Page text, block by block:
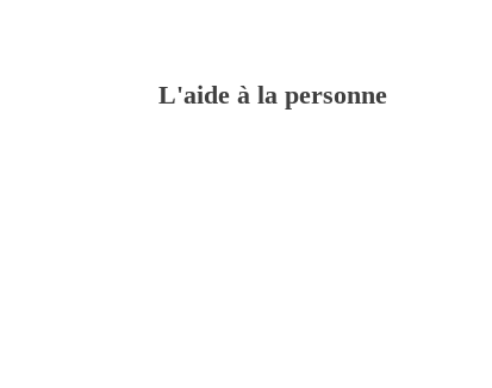
L'aide à la personne